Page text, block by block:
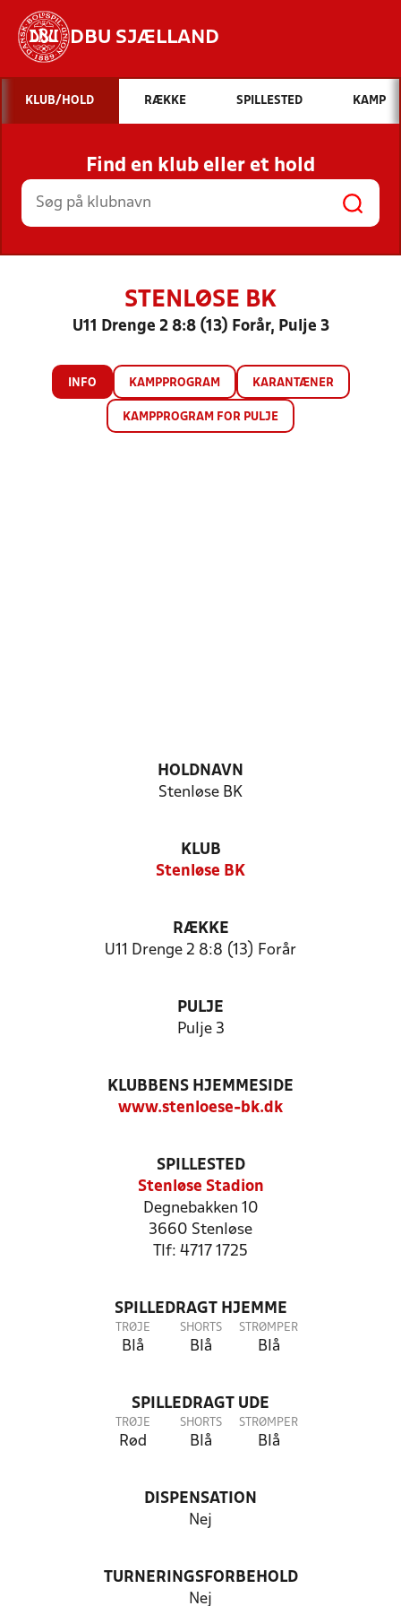
DBU SJÆLLAND
Hvad vil du søge efter?
INDHOLD OG NYHEDER
STILLINGER, RESULTATER, KLUBBER OG
HOLD
KLUB/HOLD RÆKKE SPILLESTED KAMP
Find en klub eller et hold
STENLØSE BK
U11 Drenge 2 8:8 (13) Forår, Pulje 3
INFO KAMPPROGRAM KARANTÆNER
KAMPPROGRAM FOR PULJE
HOLDNAVN
Stenløse BK
KLUB
Stenløse BK
RÆKKE
U11 Drenge 2 8:8 (13) Forår
PULJE
Pulje 3
KLUBBENS HJEMMESIDE
www.stenloese-bk.dk
SPILLESTED
Stenløse Stadion
Degnebakken 10
3660 Stenløse
Tlf: 4717 1725
SPILLEDRAGT HJEMME
TRØJE
Blå
SHORTS
Blå
STRØMPER
Blå
SPILLEDRAGT UDE
TRØJE
Rød
SHORTS
Blå
STRØMPER
Blå
DISPENSATION
Nej
TURNERINGSFORBEHOLD
Nej